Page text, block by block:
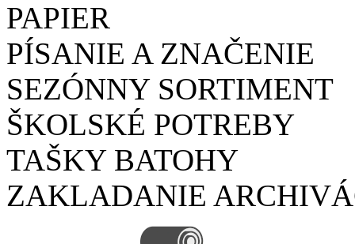
PAPIER
PÍSANIE A ZNAČENIE
SEZÓNNY SORTIMENT
ŠKOLSKÉ POTREBY
TAŠKY BATOHY
ZAKLADANIE